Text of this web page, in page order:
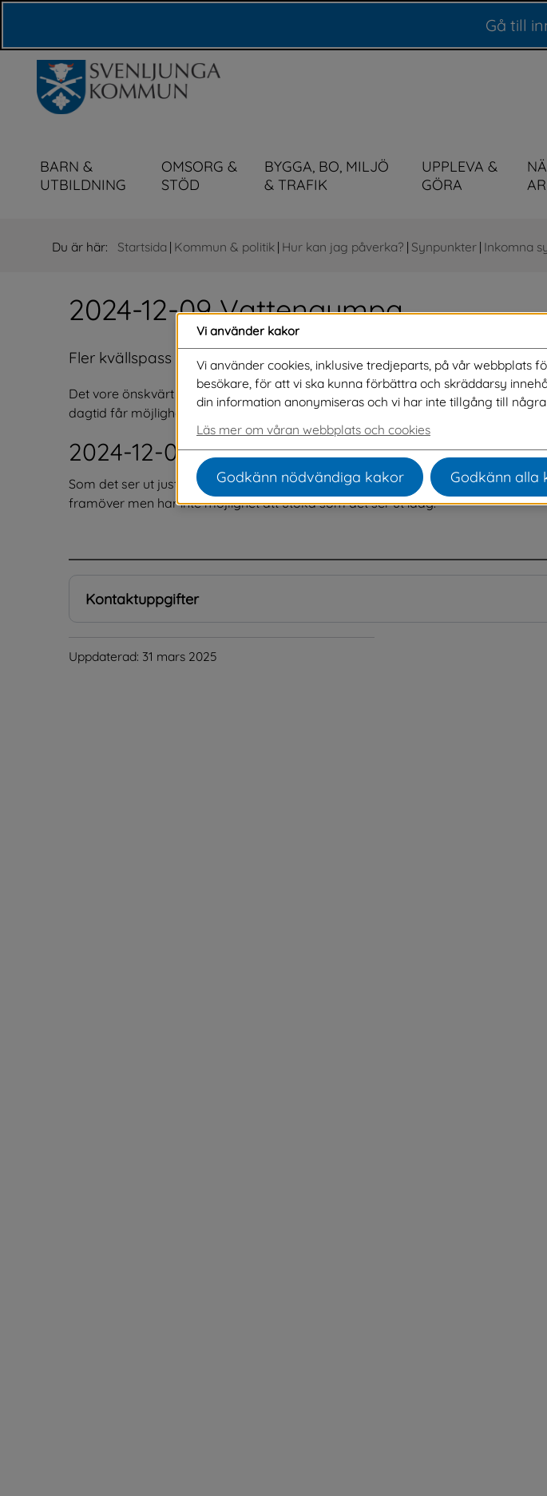
Gå till
BARN &
UTBILDNING
OMSORG &
STÖD
BYGGA, BO, MILJÖ
& TRAFIK
UPPLEVA &
GÖRA
Du är här: Startsida | Kommun & politik | Hur kan jag påverka? | Synpunkter | Inkomna
2024-12-09 Vattengympa
Fler kvällspass
Det vore önskvärt med fler kvällspass för vattengympa på badhuset, så att
dagtid får möjlighet att delta.
2024-12-09 Svar
Som det ser ut just nu så har vi tyvärr begränsad tillgång gällande ledare.Vi
framöver men har inte möjlighet att utöka som det ser ut idag.
Kontaktuppgifter
Uppdaterad: 31 mars 2025
Vi använder kakor
Vi använder cookies, inklusive tredjeparts, på vår webbplats
besökare, för att vi ska kunna förbättra och skräddarsy
din information anonymiseras och vi har inte tillgång till
Läs mer om våran webbplats och cookies
Godkänn nödvändiga kakor Godkänn alla